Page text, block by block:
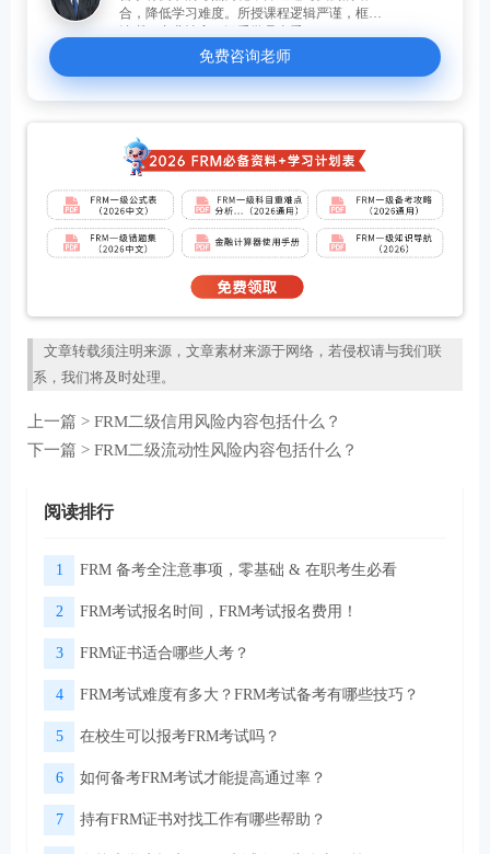
合，降低学习难度。所授课程逻辑严谨，框架
清晰，专业性高，深受学员喜爱。
免费咨询老师
文章转载须注明来源，文章素材来源于网络，若侵权请与我们联
系，我们将及时处理。
上一篇 > FRM二级信用风险内容包括什么？
下一篇 > FRM二级流动性风险内容包括什么？
阅读排行
1 FRM 备考全注意事项，零基础 & 在职考生必看
2 FRM考试报名时间，FRM考试报名费用！
3 FRM证书适合哪些人考？
4 FRM考试难度有多大？FRM考试备考有哪些技巧？
5 在校生可以报考FRM考试吗？
6 如何备考FRM考试才能提高通过率？
7 持有FRM证书对找工作有哪些帮助？